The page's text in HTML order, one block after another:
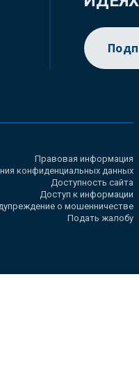
Правовая информация
конфиденциальных данных
Доступность сайта
Доступ к информации
о мошенничестве
Подать жалобу